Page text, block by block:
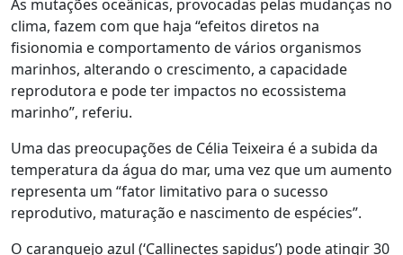
As mutações oceânicas, provocadas pelas mudanças no
clima, fazem com que haja “efeitos diretos na
fisionomia e comportamento de vários organismos
marinhos, alterando o crescimento, a capacidade
reprodutora e pode ter impactos no ecossistema
marinho”, referiu.
Uma das preocupações de Célia Teixeira é a subida da
temperatura da água do mar, uma vez que um aumento
representa um “fator limitativo para o sucesso
reprodutivo, maturação e nascimento de espécies”.
O caranguejo azul (‘Callinectes sapidus’) pode atingir 30